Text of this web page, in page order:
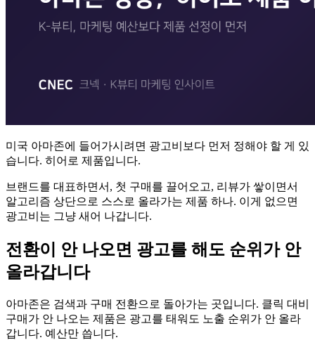
미국 아마존에 들어가시려면 광고비보다 먼저 정해야 할 게 있
습니다. 히어로 제품입니다.
브랜드를 대표하면서, 첫 구매를 끌어오고, 리뷰가 쌓이면서
알고리즘 상단으로 스스로 올라가는 제품 하나. 이게 없으면
광고비는 그냥 새어 나갑니다.
전환이 안 나오면 광고를 해도 순위가 안
올라갑니다
아마존은 검색과 구매 전환으로 돌아가는 곳입니다. 클릭 대비
구매가 안 나오는 제품은 광고를 태워도 노출 순위가 안 올라
갑니다. 예산만 씁니다.